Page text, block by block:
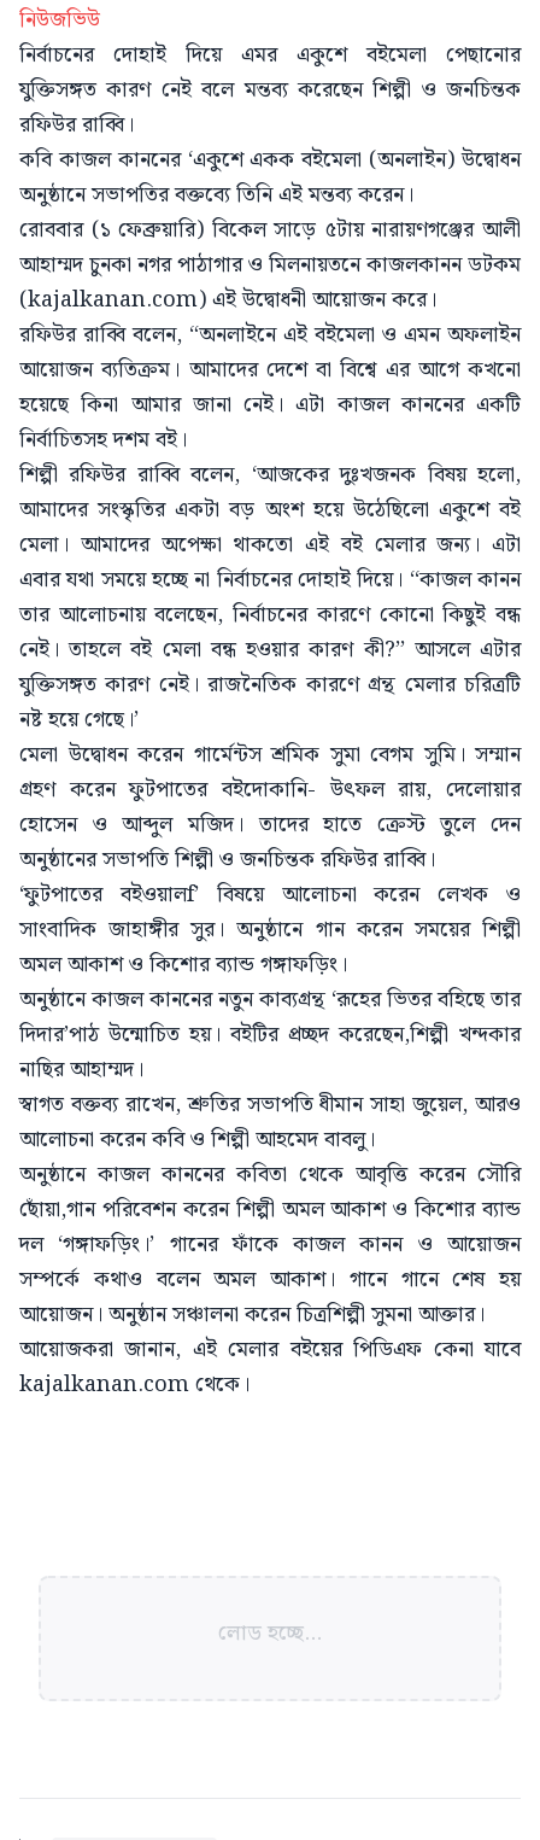
নিউজভিউ
নির্বাচনের দোহাই দিয়ে এমর একুশে বইমেলা পেছানোর
যুক্তিসঙ্গত কারণ নেই বলে মন্তব্য করেছেন শিল্পী ও জনচিন্তক
রফিউর রাব্বি।
কবি কাজল কাননের ‘একুশে একক বইমেলা (অনলাইন) উদ্বোধন
অনুষ্ঠানে সভাপতির বক্তব্যে তিনি এই মন্তব্য করেন।
রোববার (১ ফেব্রুয়ারি) বিকেল সাড়ে ৫টায় নারায়ণগঞ্জের আলী
আহাম্মদ চুনকা নগর পাঠাগার ও মিলনায়তনে কাজলকানন ডটকম
(kajalkanan.com) এই উদ্বোধনী আয়োজন করে।
রফিউর রাব্বি বলেন, “অনলাইনে এই বইমেলা ও এমন অফলাইন
আয়োজন ব্যতিক্রম। আমাদের দেশে বা বিশ্বে এর আগে কখনো
হয়েছে কিনা আমার জানা নেই। এটা কাজল কাননের একটি
নির্বাচিতসহ দশম বই।
শিল্পী রফিউর রাব্বি বলেন, ‘আজকের দুঃখজনক বিষয় হলো,
আমাদের সংস্কৃতির একটা বড় অংশ হয়ে উঠেছিলো একুশে বই
মেলা। আমাদের অপেক্ষা থাকতো এই বই মেলার জন্য। এটা
এবার যথা সময়ে হচ্ছে না নির্বাচনের দোহাই দিয়ে। ‘‘কাজল কানন
তার আলোচনায় বলেছেন, নির্বাচনের কারণে কোনো কিছুই বন্ধ
নেই। তাহলে বই মেলা বন্ধ হওয়ার কারণ কী?’’ আসলে এটার
যুক্তিসঙ্গত কারণ নেই। রাজনৈতিক কারণে গ্রন্থ মেলার চরিত্রটি
নষ্ট হয়ে গেছে।’
মেলা উদ্বোধন করেন গার্মেন্টস শ্রমিক সুমা বেগম সুমি। সম্মান
গ্রহণ করেন ফুটপাতের বইদোকানি- উৎফল রায়, দেলোয়ার
হোসেন ও আব্দুল মজিদ। তাদের হাতে ক্রেস্ট তুলে দেন
অনুষ্ঠানের সভাপতি শিল্পী ও জনচিন্তক রফিউর রাব্বি।
‘ফুটপাতের বইওয়ালf’ বিষয়ে আলোচনা করেন লেখক ও
সাংবাদিক জাহাঙ্গীর সুর। অনুষ্ঠানে গান করেন সময়ের শিল্পী
অমল আকাশ ও কিশোর ব্যান্ড গঙ্গাফড়িং।
অনুষ্ঠানে কাজল কাননের নতুন কাব্যগ্রন্থ ‘রূহের ভিতর বহিছে তার
দিদার’পাঠ উন্মোচিত হয়। বইটির প্রচ্ছদ করেছেন,শিল্পী খন্দকার
নাছির আহাম্মদ।
স্বাগত বক্তব্য রাখেন, শ্রুতির সভাপতি ধীমান সাহা জুয়েল, আরও
আলোচনা করেন কবি ও শিল্পী আহমেদ বাবলু।
অনুষ্ঠানে কাজল কাননের কবিতা থেকে আবৃত্তি করেন সৌরি
ছোঁয়া,গান পরিবেশন করেন শিল্পী অমল আকাশ ও কিশোর ব্যান্ড
দল ‘গঙ্গাফড়িং।’ গানের ফাঁকে কাজল কানন ও আয়োজন
সম্পর্কে কথাও বলেন অমল আকাশ। গানে গানে শেষ হয়
আয়োজন। অনুষ্ঠান সঞ্চালনা করেন চিত্রশিল্পী সুমনা আক্তার।
আয়োজকরা জানান, এই মেলার বইয়ের পিডিএফ কেনা যাবে
kajalkanan.com থেকে।
লোড হচ্ছে...